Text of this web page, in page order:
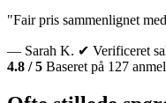
"Fair pris sammenlignet
— Sarah K. ✔ Verificeret
4.8 / 5 Baseret på 127